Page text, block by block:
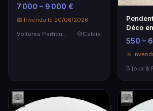
bon état
7 000 – 9 000 €
📅 Invendu le 20/06/2026
Voitures Particulières
Calais
Déco
750/°°°
550 –
📅